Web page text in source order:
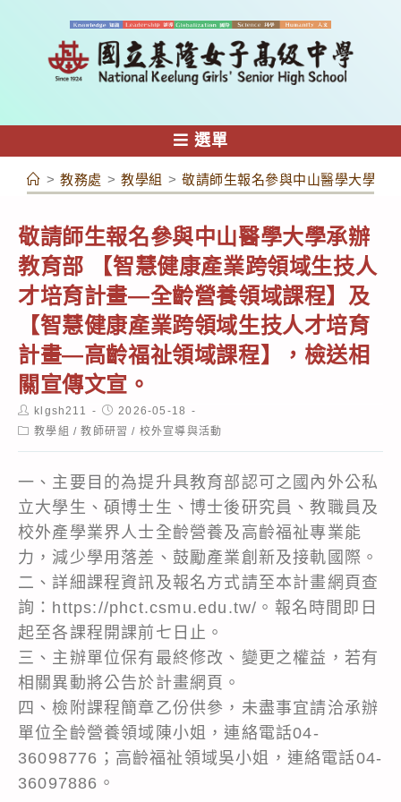
容
選單
> 教務處 > 教學組 > 敬請師生報名參與中山醫學大學承
敬請師生報名參與中山醫學大學承辦
教育部 【智慧健康產業跨領域生技人
才培育計畫—全齡營養領域課程】及
【智慧健康產業跨領域生技人才培育
計畫—高齡福祉領域課程】，檢送相
關宣傳文宣。
Post
author:
klgsh211
Post
published:
2026-05-18
Post教學組 / 教師研習 / 校外宣導與活動
一、主要目的為提升具教育部認可之國內外公私
立大學生、碩博士生、博士後研究員、教職員及
校外產學業界人士全齡營養及高齡福祉專業能
力，減少學用落差、鼓勵產業創新及接軌國際。
二、詳細課程資訊及報名方式請至本計畫網頁查
詢：https://phct.csmu.edu.tw/。報名時間即日
起至各課程開課前七日止。
三、主辦單位保有最終修改、變更之權益，若有
相關異動將公告於計畫網頁。
四、檢附課程簡章乙份供參，未盡事宜請洽承辦
單位全齡營養領域陳小姐，連絡電話04-
36098776；高齡福祉領域吳小姐，連絡電話04-
36097886。